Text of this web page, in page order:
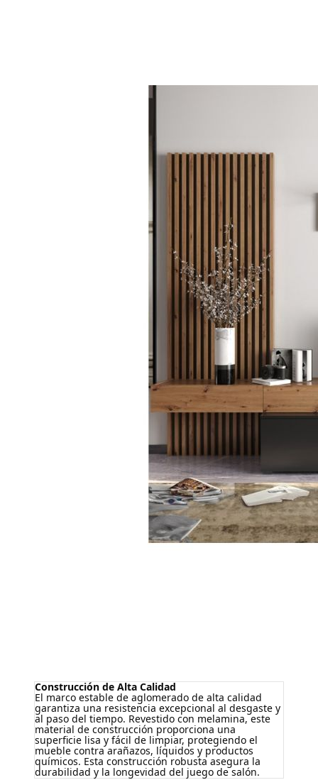
Construcción de Alta Calidad
El marco estable de aglomerado de alta calidad
garantiza una resistencia excepcional al desgaste y
al paso del tiempo. Revestido con melamina, este
material de construcción proporciona una
superficie lisa y fácil de limpiar, protegiendo el
mueble contra arañazos, líquidos y productos
químicos. Esta construcción robusta asegura la
durabilidad y la longevidad del juego de salón.